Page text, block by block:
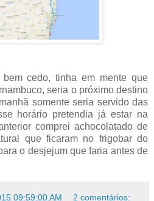
cedo, tinha em mente que
seria o próximo destino
somente seria servido das
horário pretendia já estar na
comprei achocolatado de
que ficaram no frigobar do
o desjejum que faria antes de
09:59:00 AM 2 comentários: